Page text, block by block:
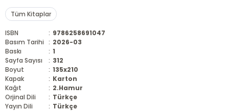
Tüm Kitaplar
ISBN : 9786258691047
Basım Tarihi : 2026-03
Baskı
: 1
Sayfa Sayısı
: 312
Boyut
: 135x210
Kapak
: Karton
Kağıt
: 2.Hamur
Orjinal Dili
: Türkçe
Yayın Dili
: Türkçe